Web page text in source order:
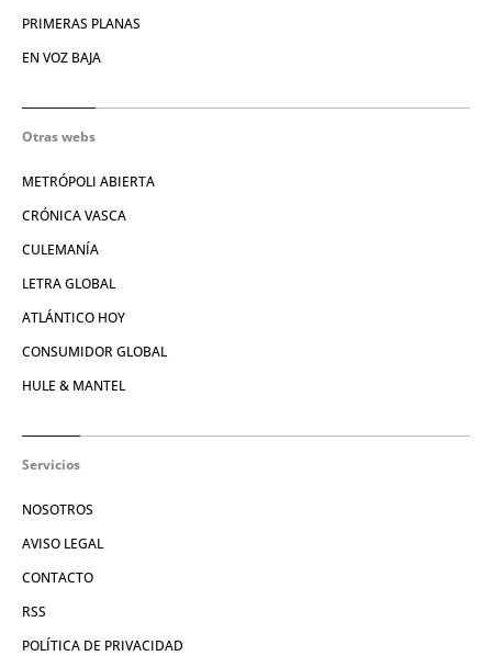
PRIMERAS PLANAS
EN VOZ BAJA
Otras webs
METRÓPOLI ABIERTA
CRÓNICA VASCA
CULEMANÍA
LETRA GLOBAL
ATLÁNTICO HOY
CONSUMIDOR GLOBAL
HULE & MANTEL
Servicios
NOSOTROS
AVISO LEGAL
CONTACTO
RSS
POLÍTICA DE PRIVACIDAD